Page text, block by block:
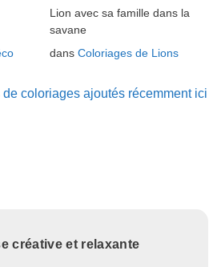
Lion avec sa famille dans la
savane
dans Coloriages de Lions
de coloriages ajoutés récemment ici
créative et relaxante